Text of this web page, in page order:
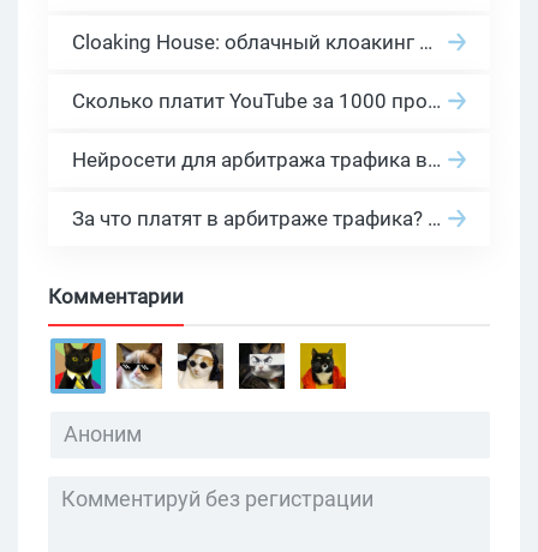
Cloaking House: облачный клоакинг для фильтрации ботов FB и Google Ads — гайд PHP-интеграции 2026
Сколько платит YouTube за 1000 просмотров в 2026: реальные цифры от 0.5 до 36 USD по ГЕО
Нейросети для арбитража трафика в 2026: инструменты, кейсы и AI-медиабайеры
За что платят в арбитраже трафика? 30 моделей оплаты в бурж и СНГ партнерках
Комментарии